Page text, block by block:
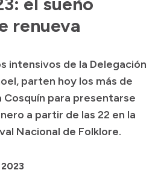
renueva
intensivos de la Delegación
parten hoy los más de
para presentarse
a partir de las 22 en la
Nacional de Folklore.